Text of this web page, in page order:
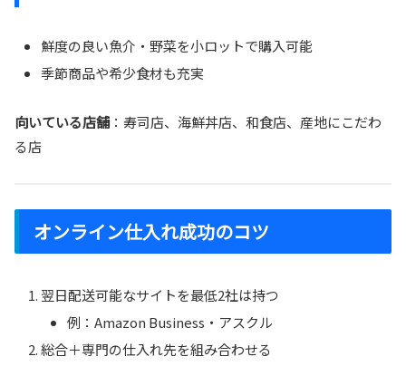
鮮度の良い魚介・野菜を小ロットで購入可能
季節商品や希少食材も充実
向いている店舗 ：寿司店、海鮮丼店、和食店、産地にこだわ
る店
オンライン仕入れ成功のコツ
翌日配送可能なサイトを最低2社は持つ
例：Amazon Business・アスクル
総合＋専門の仕入れ先を組み合わせる